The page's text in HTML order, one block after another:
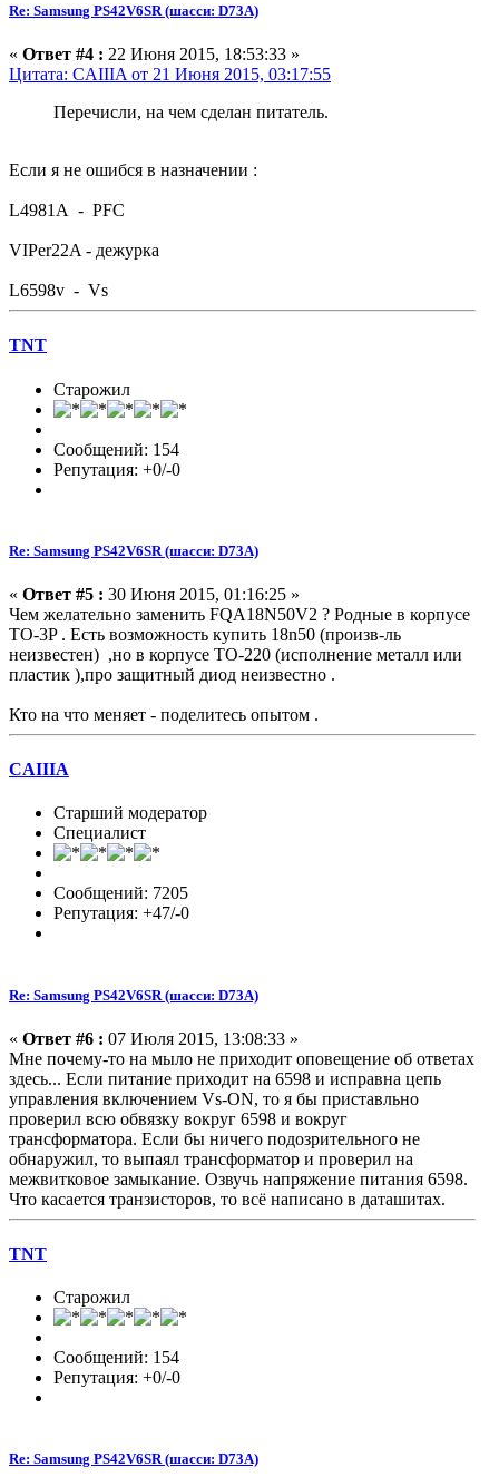
Re: Samsung PS42V6SR (шасси: D73A)
« Ответ #4 : 22 Июня 2015, 18:53:33 »
Цитата: CAIIIA от 21 Июня 2015, 03:17:55
Перечисли, на чем сделан питатель.
Если я не ошибся в назначении :
L4981A - PFC
VIPer22A - дежурка
L6598v - Vs
TNT
Старожил
Сообщений: 154
Репутация: +0/-0
Re: Samsung PS42V6SR (шасси: D73A)
« Ответ #5 : 30 Июня 2015, 01:16:25 »
Чем желательно заменить FQA18N50V2 ? Родные в корпусе
TO-3P . Есть возможность купить 18n50 (произв-ль
неизвестен) ,но в корпусе TO-220 (исполнение металл или
пластик ),про защитный диод неизвестно .
Кто на что меняет - поделитесь опытом .
CAIIIA
Старший модератор
Специалист
Сообщений: 7205
Репутация: +47/-0
Re: Samsung PS42V6SR (шасси: D73A)
« Ответ #6 : 07 Июля 2015, 13:08:33 »
Мне почему-то на мыло не приходит оповещение об ответах
здесь... Если питание приходит на 6598 и исправна цепь
управления включением Vs-ON, то я бы приставльно
проверил всю обвязку вокруг 6598 и вокруг
трансформатора. Если бы ничего подозрительного не
обнаружил, то выпаял трансформатор и проверил на
межвитковое замыкание. Озвучь напряжение питания 6598.
Что касается транзисторов, то всё написано в даташитах.
TNT
Старожил
Сообщений: 154
Репутация: +0/-0
Re: Samsung PS42V6SR (шасси: D73A)